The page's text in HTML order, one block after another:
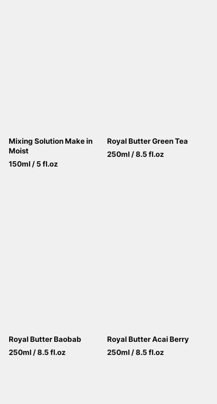
Mixing Solution Make in
Moist
150ml / 5 fl.oz
Royal Butter Green Tea
250ml / 8.5 fl.oz
Royal Butter Baobab
250ml / 8.5 fl.oz
Royal Butter Acai Berry
250ml / 8.5 fl.oz